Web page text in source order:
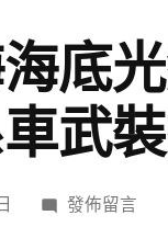
底
武
在
發佈留言